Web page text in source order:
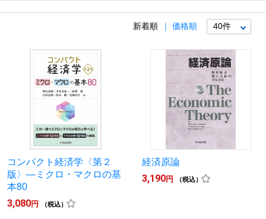
新着順 価格順
コンパクト経済学〈第２
版〉―ミクロ・マクロの基
本80
3,080円 （税込）
経済原論
3,190円 （税込）